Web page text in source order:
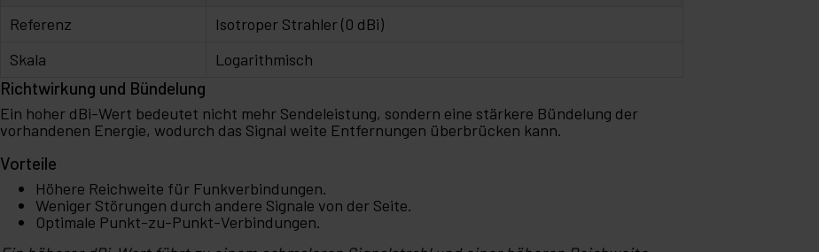
Referenz
Isotroper Strahler (0 dBi)
Skala
Logarithmisch
Richtwirkung und Bündelung
Ein hoher dBi-Wert bedeutet nicht mehr Sendeleistung, sondern eine stärkere Bündelung der
vorhandenen Energie, wodurch das Signal weite Entfernungen überbrücken kann.
Vorteile
Höhere Reichweite für Funkverbindungen.
Weniger Störungen durch andere Signale von der Seite.
Optimale Punkt-zu-Punkt-Verbindungen.